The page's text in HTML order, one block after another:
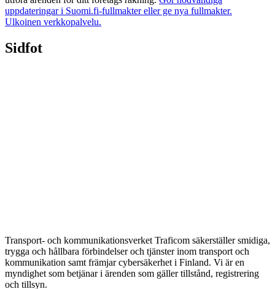
uppdateringar i Suomi.fi-fullmakter eller ge nya fullmakter.
Ulkoinen verkkopalvelu.
Sidfot
Transport- och kommunikationsverket Traficom säkerställer smidiga,
trygga och hållbara förbindelser och tjänster inom transport och
kommunikation samt främjar cybersäkerhet i Finland. Vi är en
myndighet som betjänar i ärenden som gäller tillstånd, registrering
och tillsyn.